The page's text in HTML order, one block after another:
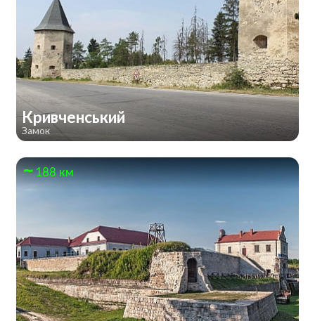
Кривченський
Замок
188 км